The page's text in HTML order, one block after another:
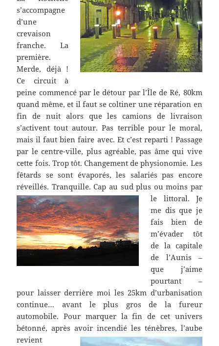
s’accompagne
d’une
crevaison
franche. La
première.
Merde, déjà !
Ce circuit à
peine commencé par le détour par l’Île de Ré, 80km
quand même, et il faut se coltiner une réparation en
fin de nuit alors que les camions de livraison
s’activent tout autour. Pas terrible pour le moral,
mais il faut bien faire avec. Et c’est reparti ! Passage
par le centre-ville, plus agréable, pas âme qui vive
cette fois. Trop tôt. Changement de physionomie. Les
fêtards se sont évaporés, les salariés pas encore
réveillés. Tranquille. Cap au sud plus ou moins par
le littoral. Je
me dis que je
fais bien de
m’évader tôt
de la capitale
de l’Aunis –
que j’aime
pourtant –
pour laisser derrière moi les 25km d’urbanisation
continue… avant le plus gros de la fureur
automobile. Pour marquer la fin de cet univers
bétonné, après avoir incendié les ténèbres, l’aube
revient